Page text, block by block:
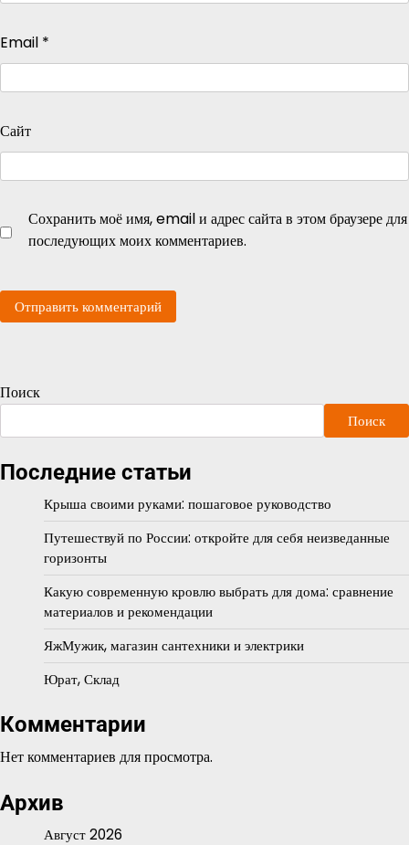
Email *
Сайт
Сохранить моё имя, email и адрес сайта в этом браузере для
последующих моих комментариев.
Поиск
Поиск
Последние статьи
Крыша своими руками: пошаговое руководство
Путешествуй по России: откройте для себя неизведанные
горизонты
Какую современную кровлю выбрать для дома: сравнение
материалов и рекомендации
ЯжМужик, магазин сантехники и электрики
Юрат, Склад
Комментарии
Нет комментариев для просмотра.
Архив
Август 2026